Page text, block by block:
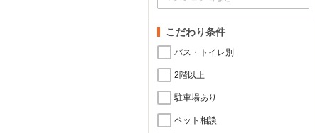
こだわり条件
バス・トイレ別
2階以上
駐車場あり
ペット相談